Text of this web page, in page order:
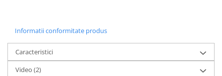
Informatii conformitate produs
Caracteristici
Video (2)